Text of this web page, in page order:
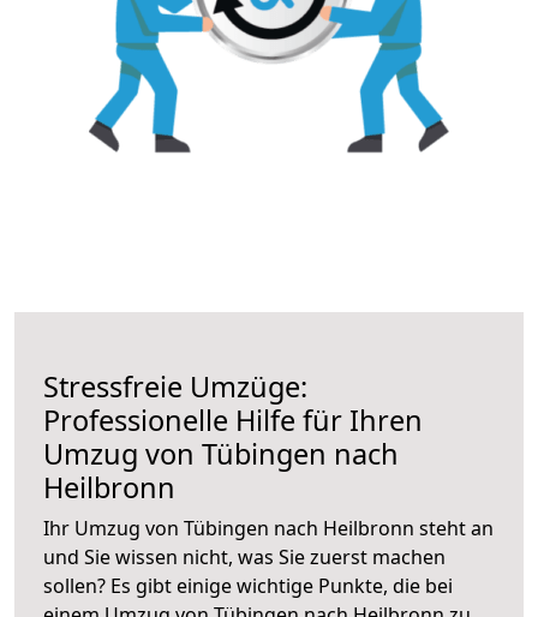
Stressfreie Umzüge:
Professionelle Hilfe für Ihren
Umzug von Tübingen nach
Heilbronn
Ihr Umzug von Tübingen nach Heilbronn steht an
und Sie wissen nicht, was Sie zuerst machen
sollen? Es gibt einige wichtige Punkte, die bei